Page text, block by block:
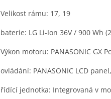
Velikost rámu: 17, 19
baterie: LG Li-Ion 36V / 900 Wh
Výkon motoru: PANASONIC GX
ovládání: PANASONIC LCD
řídící jednotka: Integrovaná v